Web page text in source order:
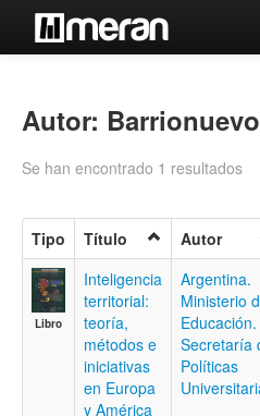
Búsqueda Avanzada
Contacto
Iniciar sesión
Autor:
Se han encontrado 1 resultados
Tipo Título Autor
Libro
Inteligencia
territorial:
teoría,
métodos e
iniciativas
en Europa
y América
Argentina.
Ministerio
Educación.
Secretaría
Políticas